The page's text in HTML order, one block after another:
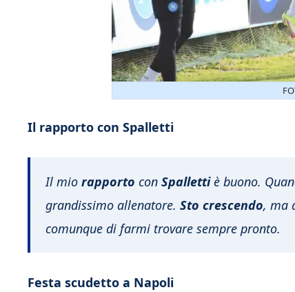
Il rapporto con Spalletti
Il mio rapporto con Spallettiè buono.
grandissimo allenatore. Sto crescendo, ma
comunque di farmi trovare sempre pronto.
Festa scudetto a Napoli